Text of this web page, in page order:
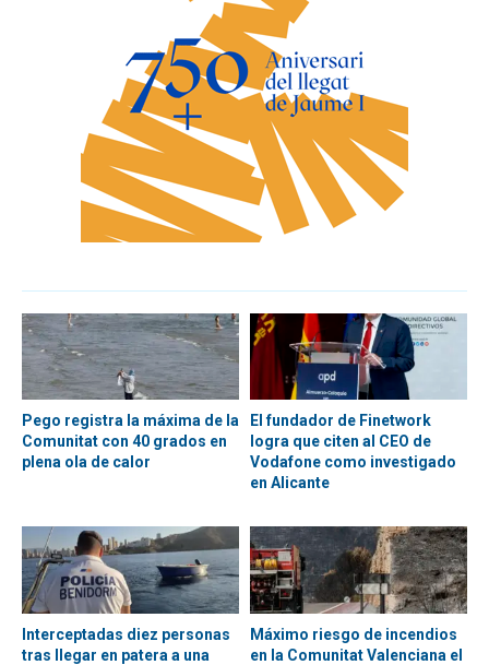
Pego registra la máxima de la
Comunitat con 40 grados en
plena ola de calor
El fundador de Finetwork
logra que citen al CEO de
Vodafone como investigado
en Alicante
Interceptadas diez personas
tras llegar en patera a una
Máximo riesgo de incendios
en la Comunitat Valenciana el